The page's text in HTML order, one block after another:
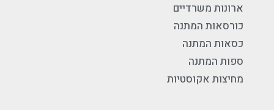
ארונות משרדיים
כורסאות המתנה
כסאות המתנה
ספות המתנה
מחיצות אקוסטיות